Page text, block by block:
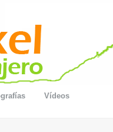
Vídeos